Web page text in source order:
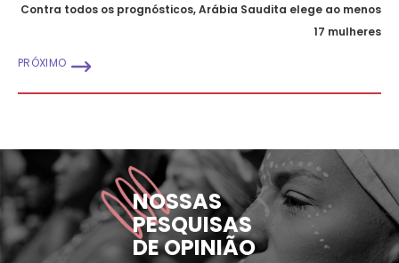
Contra todos os prognósticos, Arábia Saudita elege ao menos
17 mulheres
PRÓXIMO
NOSSAS
PESQUISAS
DE OPINIÃO